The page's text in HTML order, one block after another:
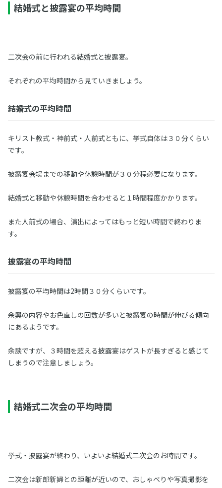
結婚式と披露宴の平均時間
二次会の前に行われる結婚式と披露宴。
それぞれの平均時間から見ていきましょう。
結婚式の平均時間
キリスト教式・神前式・人前式ともに、挙式自体は３０分くらい
です。
披露宴会場までの移動や休憩時間が３０分程必要になります。
結婚式と移動や休憩時間を合わせると１時間程度かかります。
また人前式の場合、演出によってはもっと短い時間で終わりま
す。
披露宴の平均時間
披露宴の平均時間は2時間３０分くらいです。
余興の内容やお色直しの回数が多いと披露宴の時間が伸びる傾向
にあるようです。
余談ですが、３時間を超える披露宴はゲストが長すぎると感じて
しまうので注意しましょう。
結婚式二次会の平均時間
挙式・披露宴が終わり、いよいよ結婚式二次会のお時間です。
二次会は新郎新婦との距離が近いので、おしゃべりや写真撮影を